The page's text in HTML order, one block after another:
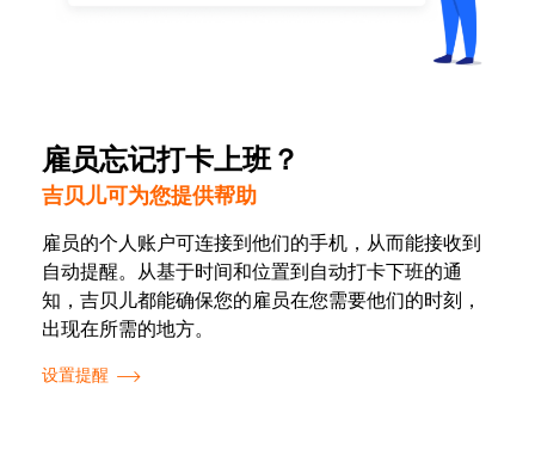
雇员忘记打卡上班？
吉贝儿可为您提供帮助
雇员的个人账户可连接到他们的手机，从而能接收到
自动提醒。从基于时间和位置到自动打卡下班的通
知， 吉贝儿都能确保您的雇员在您需要他们的时刻，
出现在所需的地方。
设置提醒